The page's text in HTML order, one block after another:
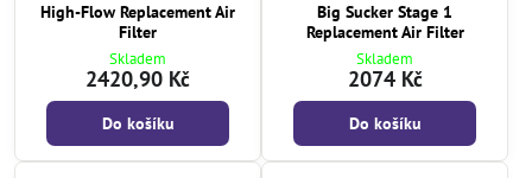
High-Flow Replacement Air
Filter
Skladem
2420,90 Kč
Do košíku
Big Sucker Stage 1
Replacement Air Filter
Skladem
2074 Kč
Do košíku